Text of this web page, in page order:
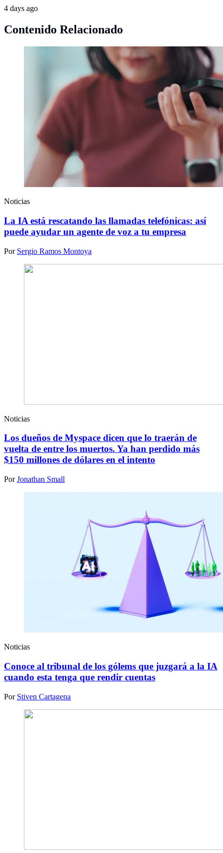
4 days ago
Contenido Relacionado
Noticias
La IA está rescatando las llamadas telefónicas: así
puede ayudar un agente de voz a tu empresa
Por Sergio Ramos Montoya
Noticias
Los dueños de Myspace dicen que lo traerán de
vuelta de entre los muertos. Ya han perdido más
$150 millones de dólares en el intento
PorJonathan Small
Noticias
Conoce al tribunal de los gólems que juzgará a la IA
cuando esta tenga que rendir cuentas
Por Stiven Cartagena